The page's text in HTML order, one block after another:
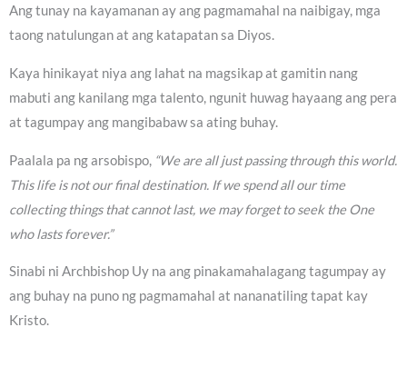
Ang tunay na kayamanan ay ang pagmamahal na naibigay, mga
taong natulungan at ang katapatan sa Diyos.
Kaya hinikayat niya ang lahat na magsikap at gamitin nang
mabuti ang kanilang mga talento, ngunit huwag hayaang ang pera
at tagumpay ang mangibabaw sa ating buhay.
Paalala pa ng arsobispo, “We are all just passing through this world.
This life is not our final destination. If we spend all our time
collecting things that cannot last, we may forget to seek the One
who lasts forever.”
Sinabi ni Archbishop Uy na ang pinakamahalagang tagumpay ay
ang buhay na puno ng pagmamahal at nananatiling tapat kay
Kristo.